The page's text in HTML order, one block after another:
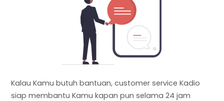
Kalau Kamu butuh bantuan, customer service Kadio
siap membantu Kamu kapan pun selama 24 jam